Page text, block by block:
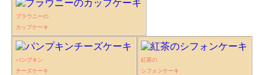
ブラウニーの
カップケーキ
パンプキン
チーズケーキ
紅茶の
シフォンケーキ